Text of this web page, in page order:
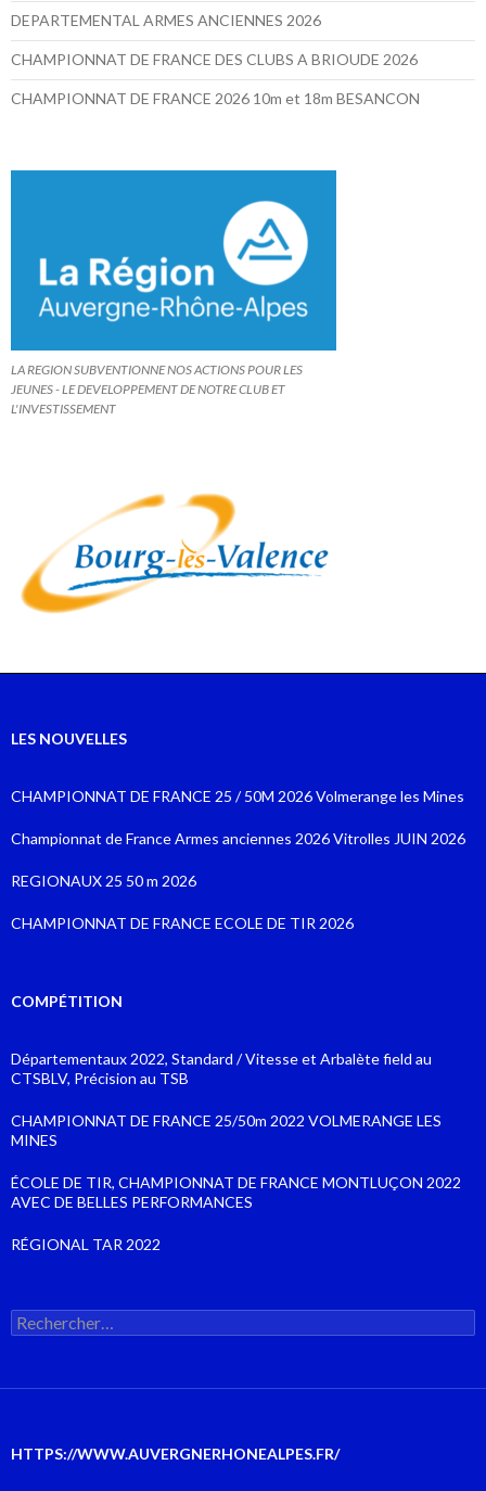
DEPARTEMENTAL ARMES ANCIENNES 2026
CHAMPIONNAT DE FRANCE DES CLUBS A BRIOUDE 2026
CHAMPIONNAT DE FRANCE 2026 10m et 18m BESANCON
LA REGION SUBVENTIONNE NOS ACTIONS POUR LES
JEUNES - LE DEVELOPPEMENT DE NOTRE CLUB ET
L'INVESTISSEMENT
LES NOUVELLES
CHAMPIONNAT DE FRANCE 25 / 50M 2026 Volmerange les Mines
Championnat de France Armes anciennes 2026 Vitrolles JUIN 2026
REGIONAUX 25 50 m 2026
CHAMPIONNAT DE FRANCE ECOLE DE TIR 2026
COMPÉTITION
Départementaux 2022, Standard / Vitesse et Arbalète field au
CTSBLV, Précision au TSB
CHAMPIONNAT DE FRANCE 25/50m 2022 VOLMERANGE LES
MINES
ÉCOLE DE TIR, CHAMPIONNAT DE FRANCE MONTLUÇON 2022
AVEC DE BELLES PERFORMANCES
RÉGIONAL TAR 2022
Rechercher :
HTTPS://WWW.AUVERGNERHONEALPES.FR/